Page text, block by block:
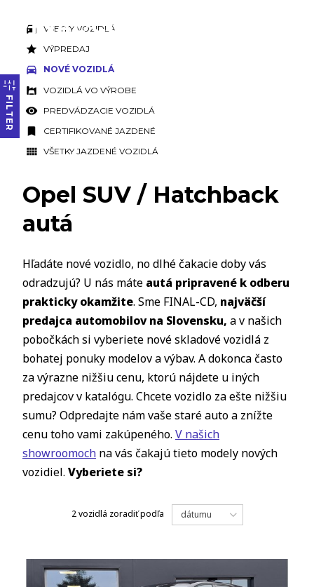
FILTER
VŠETKY VOZIDLÁ
VÝPREDAJ
NOVÉ VOZIDLÁ
VOZIDLÁ VO VÝROBE
PREDVÁDZACIE VOZIDLÁ
CERTIFIKOVANÉ JAZDENÉ
VŠETKY JAZDENÉ VOZIDLÁ
Opel SUV / Hatchback
autá
Hľadáte nové vozidlo, no dlhé čakacie doby vás
odradzujú? U nás máte autá pripravené k odberu
prakticky okamžite. Sme FINAL-CD, najväčší
predajca automobilov na Slovensku, a v našich
pobočkách si vyberiete nové skladové vozidlá z
bohatej ponuky modelov a výbav. A dokonca často
za výrazne nižšiu cenu, ktorú nájdete u iných
predajcov v katalógu. Chcete vozidlo za ešte nižšiu
sumu? Odpredajte nám vaše staré auto a znížte
cenu toho vami zakúpeného. V našich
showroomoch na vás čakajú tieto modely nových
vozidiel. Vyberiete si?
2 vozidlá zoradiť podľa dátumu